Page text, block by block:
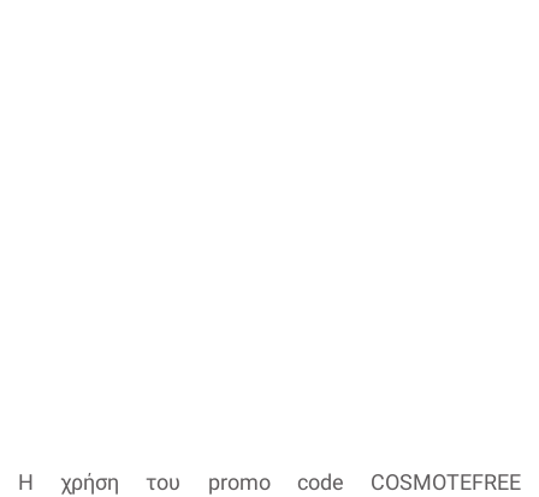
Η χρήση του promo code COSMOTEFREE